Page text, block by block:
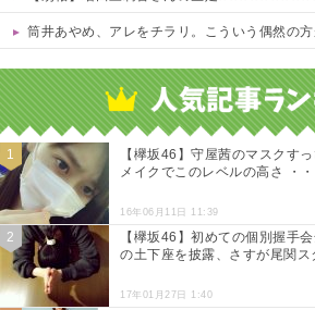
筒井あやめ、アレをチラリ。こういう偶然の
【欅坂46】守屋茜のマスクす
メイクでこのレベルの高さ ・・
16年06月11日 11:39
【欅坂46】初めての個別握手
の土下座を披露、さすが尾関ス
17年01月27日 1:40